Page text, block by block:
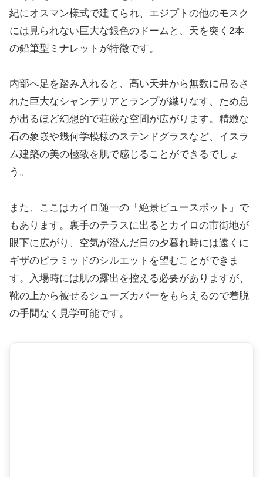
紀にオスマン様式で建てられ、エジプトの他のモスク
には見られない巨大な銀色のドームと、天を突く2本
の鉛筆型ミナレットが特徴です。
内部へ足を踏み入れると、高い天井から無数に吊るさ
れた巨大なシャンデリアとランプが織りなす、ため息
が出るほど幻想的で荘厳な空間が広がります。精緻な
石の象嵌や幾何学模様のステンドグラスなど、イスラ
ム建築の美の極致を肌で感じることができるでしょ
う。
また、ここはカイロ随一の「絶景ビュースポット」で
もあります。裏手のテラスに出るとカイロの市街地が
眼下に広がり、空気が澄んだ日の夕暮れ時には遠くに
ギザのピラミッドのシルエットを望むことができま
す。入場時には肌の露出を控える必要がありますが、
靴の上から被せるシューズカバーをもらえるので着脱
の手間なく見学可能です。